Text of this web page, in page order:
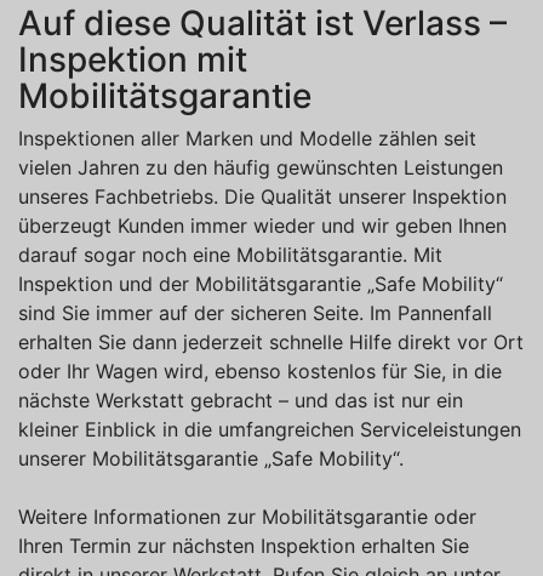
Auf diese Qualität ist Verlass –
Inspektion mit
Mobilitätsgarantie
Inspektionen aller Marken und Modelle zählen seit
vielen Jahren zu den häufig gewünschten Leistungen
unseres Fachbetriebs. Die Qualität unserer Inspektion
überzeugt Kunden immer wieder und wir geben Ihnen
darauf sogar noch eine Mobilitätsgarantie. Mit
Inspektion und der Mobilitätsgarantie „Safe Mobility“
sind Sie immer auf der sicheren Seite. Im Pannenfall
erhalten Sie dann jederzeit schnelle Hilfe direkt vor Ort
oder Ihr Wagen wird, ebenso kostenlos für Sie, in die
nächste Werkstatt gebracht – und das ist nur ein
kleiner Einblick in die umfangreichen Serviceleistungen
unserer Mobilitätsgarantie „Safe Mobility“.
Weitere Informationen zur Mobilitätsgarantie oder
Ihren Termin zur nächsten Inspektion erhalten Sie